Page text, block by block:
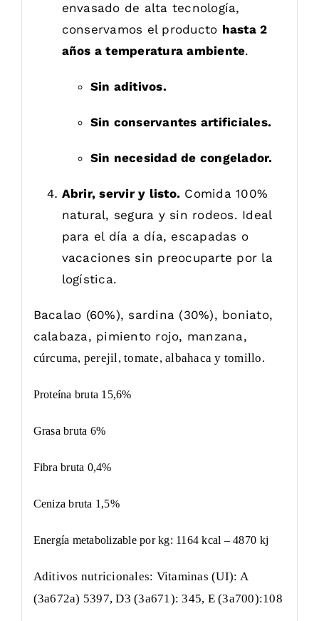
envasado de alta tecnología,
conservamos el producto hasta 2
años a temperatura ambiente.
Sin aditivos.
Sin conservantes artificiales.
Sin necesidad de congelador.
Abrir, servir y listo. Comida 100%
natural, segura y sin rodeos. Ideal
para el día a día, escapadas o
vacaciones sin preocuparte por la
logística.
Bacalao (60%), sardina (30%), boniato,
calabaza, pimiento rojo, manzana,
cúrcuma, perejil, tomate, albahaca y tomillo.
Proteína bruta 15,6%
Grasa bruta 6%
Fibra bruta 0,4%
Ceniza bruta 1,5%
Energía metabolizable por kg: 1164 kcal – 4870 kj
Aditivos nutricionales: Vitaminas (UI): A
(3a672a) 5397, D3 (3a671): 345, E (3a700):108